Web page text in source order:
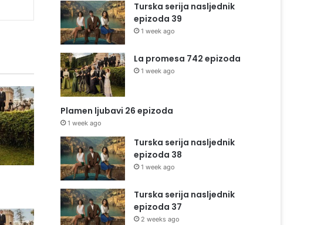
Turska serija nasljednik
epizoda 39
1 week ago
La promesa 742 epizoda
1 week ago
Plamen ljubavi 26 epizoda
1 week ago
Turska serija nasljednik
epizoda 38
1 week ago
Turska serija nasljednik
epizoda 37
2 weeks ago